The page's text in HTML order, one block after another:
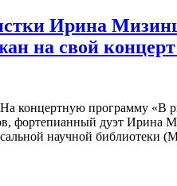
Ирина
на свой
На концертную программу «В
фортепианный дуэт Ирина
научной библиотеки